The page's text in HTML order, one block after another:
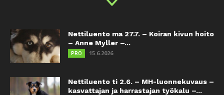
Nettiluento ma 27.7. – Koiran kivun hoito
– Anne Myller –...
PRO 15.6.2026
Nettiluento ti 2.6. – MH-luonnekuvaus –
kasvattajan ja harrastajan työkalu –...